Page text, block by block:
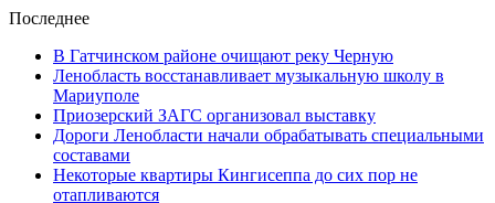
Последнее
В Гатчинском районе очищают реку Черную
Ленобласть восстанавливает музыкальную школу в
Мариуполе
Приозерский ЗАГС организовал выставку
Дороги Ленобласти начали обрабатывать специальными
составами
Некоторые квартиры Кингисеппа до сих пор не
отапливаются